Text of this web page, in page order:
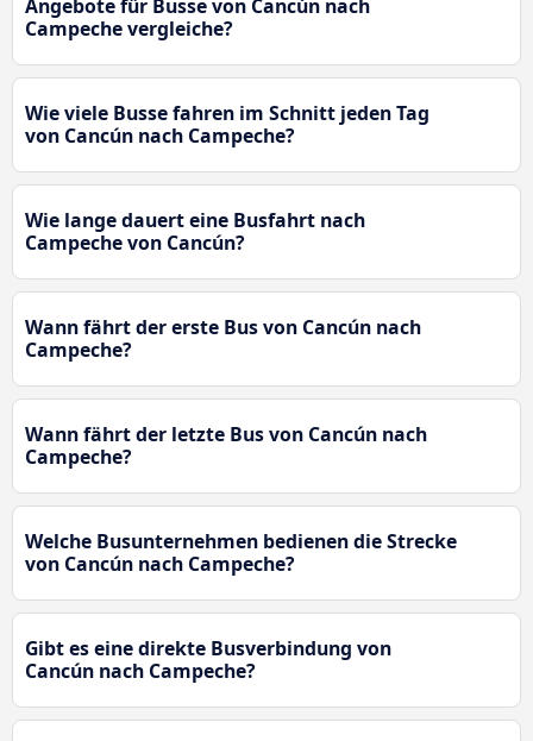
Angebote für Busse von Cancún nach
Campeche vergleiche?
Wie viele Busse fahren im Schnitt jeden Tag
von Cancún nach Campeche?
Wie lange dauert eine Busfahrt nach
Campeche von Cancún?
Wann fährt der erste Bus von Cancún nach
Campeche?
Wann fährt der letzte Bus von Cancún nach
Campeche?
Welche Busunternehmen bedienen die Strecke
von Cancún nach Campeche?
Gibt es eine direkte Busverbindung von
Cancún nach Campeche?